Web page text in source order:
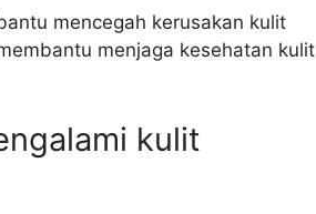
mencegah kerusakan kulit
menjaga kesehatan kulit
kulit